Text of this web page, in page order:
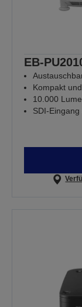
EB-
Kompakt
10.000
SDI-